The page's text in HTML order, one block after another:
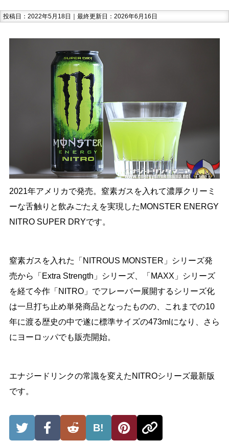
投稿日：2022年5月18日｜最終更新日：2026年6月16日
2021年アメリカで発売。窒素ガスを入れて濃厚クリーミ
ーな舌触りと飲みごたえを実現したMONSTER ENERGY
NITRO SUPER DRYです。
窒素ガスを入れた「NITROUS MONSTER」シリーズ発
売から「Extra Strength」シリーズ、「MAXX」シリーズ
を経て今作「NITRO」でフレーバー展開するシリーズ化
は一旦打ち止め単発商品となったものの、これまでの10
年に渡る歴史の中で遂に標準サイズの473mlになり、さら
にヨーロッパでも販売開始。
エナジードリンクの常識を変えたNITROシリーズ最新版
です。
B!